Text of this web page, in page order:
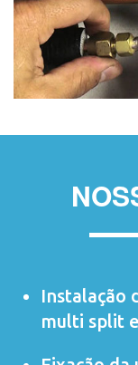
Instalação
multi split e